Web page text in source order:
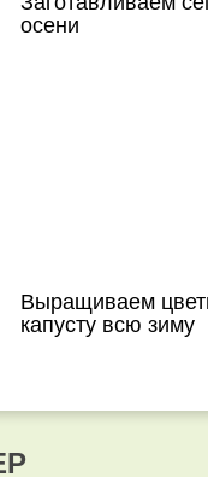
осени
Выращиваем
капусту всю зиму